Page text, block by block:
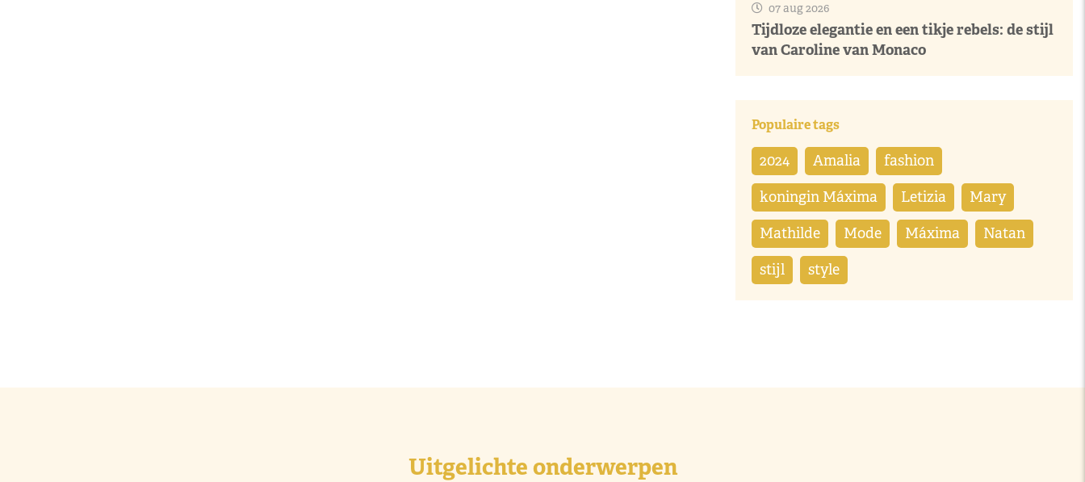
07 aug 2026
Tijdloze elegantie en een tikje rebels: de stijl
van Caroline van Monaco
Populaire tags
2024 Amalia fashion
koningin Máxima Letizia Mary
Mathilde Mode Máxima Natan
stijl style
Uitgelichte onderwerpen